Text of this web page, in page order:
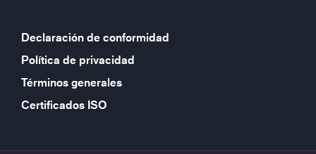
Declaración de conformidad
Política de privacidad
Términos generales
Certificados ISO